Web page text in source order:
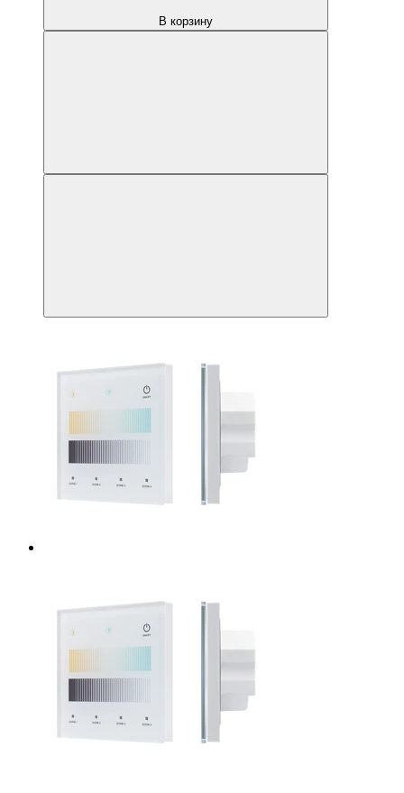
В корзину